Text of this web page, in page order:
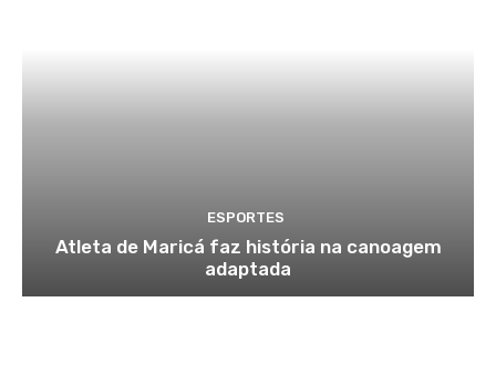
ESPORTES
Atleta de Maricá faz história na canoagem
adaptada